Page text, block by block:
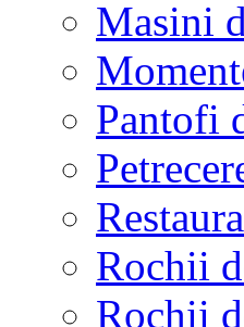
Masini
Pantofi
Rochii
Rochii